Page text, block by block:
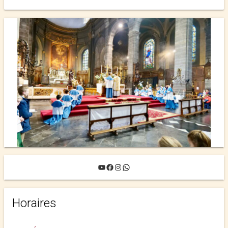
YouTube
Facebook
Instagram
WhatsApp
Horaires